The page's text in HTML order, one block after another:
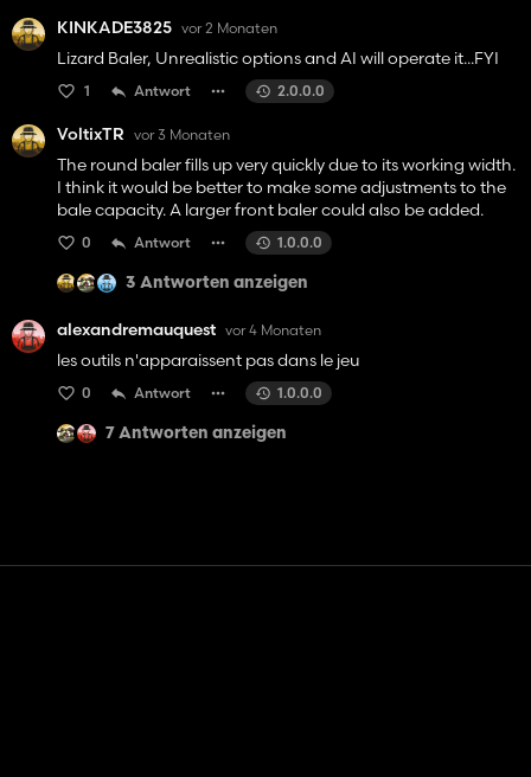
KINKADE3825 vor 2 Monaten
Lizard Baler, Unrealistic options and AI will operate it...FYI
1 Antwort 2.0.0.0
VoltixTR vor 3 Monaten
The round baler fills up very quickly due to its working width.
I think it would be better to make some adjustments to the
bale capacity. A larger front baler could also be added.
0 Antwort 1.0.0.0
3 Antworten anzeigen
alexandremauquest vor 4 Monaten
les outils n'apparaissent pas dans le jeu
0 Antwort 1.0.0.0
7 Antworten anzeigen